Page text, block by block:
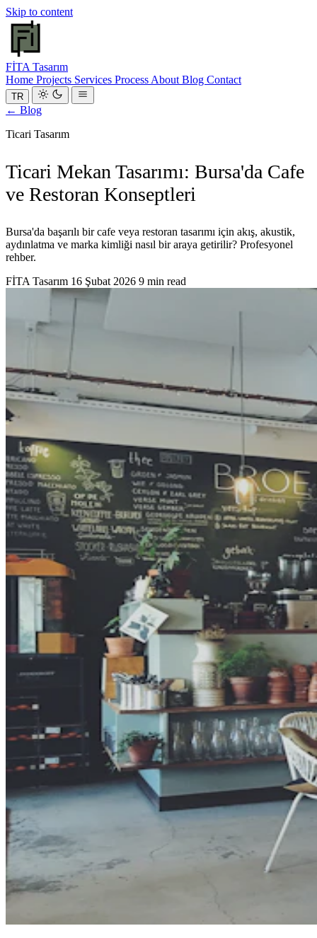
Skip to content
FİTA Tasarım
Home Projects Services Process About Blog Contact
TR
← Blog
Ticari Tasarım
Ticari Mekan Tasarımı: Bursa'da Cafe
ve Restoran Konseptleri
Bursa'da başarılı bir cafe veya restoran tasarımı için akış, akustik,
aydınlatma ve marka kimliği nasıl bir araya getirilir? Profesyonel
rehber.
FİTA Tasarım 16 Şubat 2026 9 min read